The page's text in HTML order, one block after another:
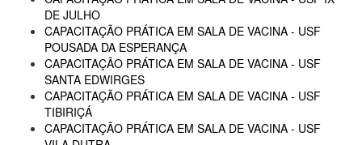
DE JULHO
CAPACITAÇÃO PRÁTICA EM SALA DE VACINA - USF
POUSADA DA ESPERANÇA
CAPACITAÇÃO PRÁTICA EM SALA DE VACINA - USF
SANTA EDWIRGES
CAPACITAÇÃO PRÁTICA EM SALA DE VACINA - USF
TIBIRIÇÁ
CAPACITAÇÃO PRÁTICA EM SALA DE VACINA - USF